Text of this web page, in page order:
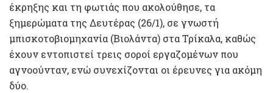
έκρηξης και τη φωτιάς που ακολούθησε, τα
ξημερώματα της Δευτέρας (26/1), σε γνωστή
μπισκοτοβιομηχανία (Βιολάντα) στα Τρίκαλα, καθώς
έχουν εντοπιστεί τρεις σοροί εργαζομένων που
αγνοούνταν, ενώ συνεχίζονται οι έρευνες για ακόμη
δύο.